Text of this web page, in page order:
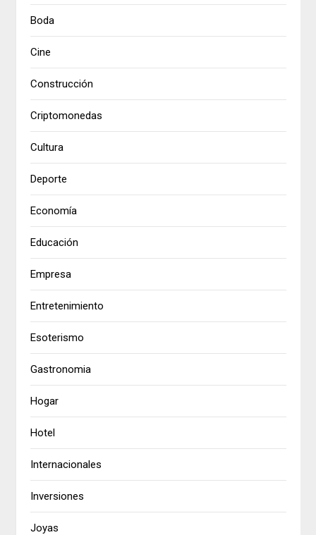
Boda
Cine
Construcción
Criptomonedas
Cultura
Deporte
Economía
Educación
Empresa
Entretenimiento
Esoterismo
Gastronomia
Hogar
Hotel
Internacionales
Inversiones
Joyas